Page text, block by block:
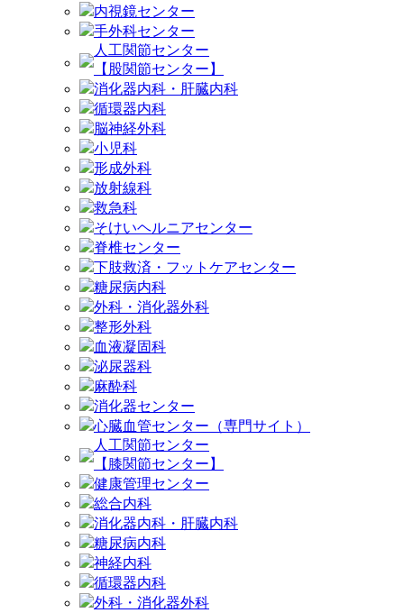
内視鏡センター
手外科センター
人工関節センター
【股関節センター】
消化器内科・肝臓内科
循環器内科
脳神経外科
小児科
形成外科
放射線科
救急科
そけいヘルニアセンター
脊椎センター
下肢救済・フットケアセンター
糖尿病内科
外科・消化器外科
整形外科
血液凝固科
泌尿器科
麻酔科
消化器センター
心臓血管センター（専門サイト）
人工関節センター
【膝関節センター】
健康管理センター
総合内科
消化器内科・肝臓内科
糖尿病内科
神経内科
循環器内科
外科・消化器外科